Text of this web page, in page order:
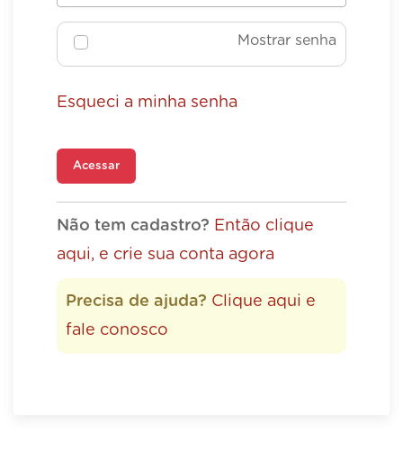
Mostrar senha
Esqueci a minha senha
Acessar
Não tem cadastro? Então clique
aqui, e crie sua conta agora
Precisa de ajuda? Clique aqui e
fale conosco